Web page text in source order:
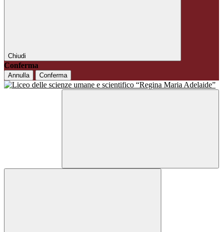
Chiudi
Conferma
Annulla Conferma